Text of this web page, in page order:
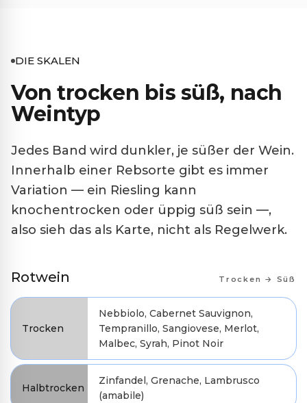
DIE SKALEN
Von trocken bis süß, nach
Weintyp
Jedes Band wird dunkler, je süßer der Wein.
Innerhalb einer Rebsorte gibt es immer
Variation — ein Riesling kann
knochentrocken oder üppig süß sein —,
also sieh das als Karte, nicht als Regelwerk.
Rotwein Trocken → Süß
Trocken
Nebbiolo, Cabernet Sauvignon,
Tempranillo, Sangiovese, Merlot,
Malbec, Syrah, Pinot Noir
Halbtrocken
Zinfandel, Grenache, Lambrusco
(amabile)